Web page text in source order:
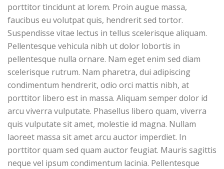
porttitor tincidunt at lorem. Proin augue massa,
faucibus eu volutpat quis, hendrerit sed tortor.
Suspendisse vitae lectus in tellus scelerisque aliquam.
Pellentesque vehicula nibh ut dolor lobortis in
pellentesque nulla ornare. Nam eget enim sed diam
scelerisque rutrum. Nam pharetra, dui adipiscing
condimentum hendrerit, odio orci mattis nibh, at
porttitor libero est in massa. Aliquam semper dolor id
arcu viverra vulputate. Phasellus libero quam, viverra
quis vulputate sit amet, molestie id magna. Nullam
laoreet massa sit amet arcu auctor imperdiet. In
porttitor quam sed quam auctor feugiat. Mauris sagittis
neque vel ipsum condimentum lacinia. Pellentesque